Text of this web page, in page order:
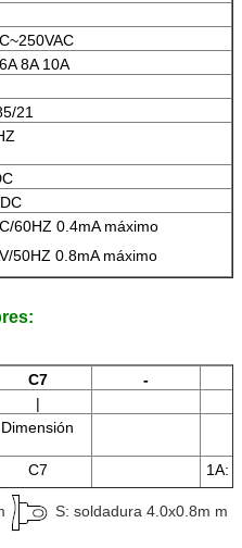
8A 10A
21
60HZ 0.4mA máximo
50HZ 0.8mA máximo
C7
-
|
Dimensión
C7 1A:
3A: 3
S: soldadura 4.0x0.8m m